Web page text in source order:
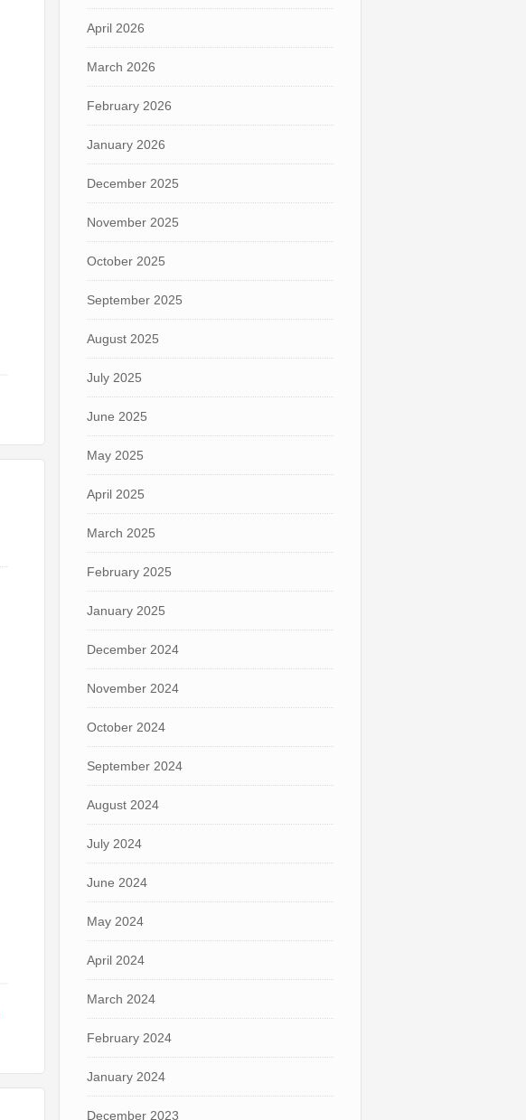
April 2026
March 2026
February 2026
January 2026
December 2025
November 2025
October 2025
September 2025
August 2025
July 2025
June 2025
May 2025
April 2025
March 2025
February 2025
January 2025
December 2024
November 2024
October 2024
September 2024
August 2024
July 2024
June 2024
May 2024
April 2024
March 2024
February 2024
January 2024
December 2023